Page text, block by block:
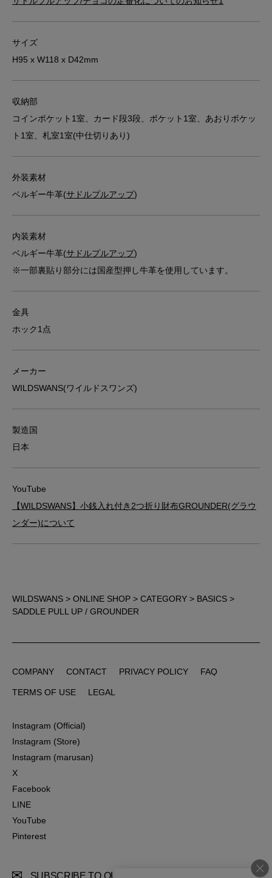
サイズ
H95 x W118 x D42mm
収納部
コインポケット1室、カード段3段、ポケット1室、あおりポケッ
ト1室、札室1室(中仕切りあり)
外装素材
ベルギー牛革(サドルプルアップ)
内装素材
ベルギー牛革(サドルプルアップ)
※一部裏貼り部分には国産型押し牛革を使用しています。
金具
ホック1点
メーカー
WILDSWANS(ワイルドスワンズ)
製造国
日本
YouTube
【WILDSWANS】小銭入れ付き2つ折り財布GROUNDER(グラウ
ンダー)について
WILDSWANS > ONLINE SHOP > CATEGORY > BASICS >
SADDLE PULL UP / GROUNDER
COMPANY
CONTACT
PRIVACY POLICY
FAQ
TERMS OF USE
LEGAL
Instagram (Official)
Instagram (Store)
Instagram (marusan)
X
Facebook
LINE
YouTube
Pinterest